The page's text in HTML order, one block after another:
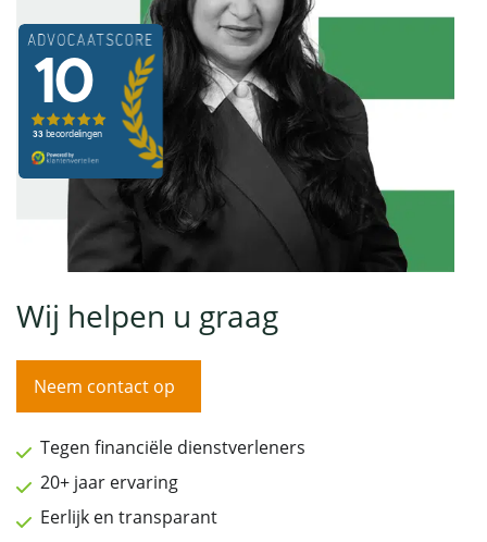
Wij helpen u graag
Neem contact op
Tegen financiële dienstverleners
20+ jaar ervaring
Eerlijk en transparant